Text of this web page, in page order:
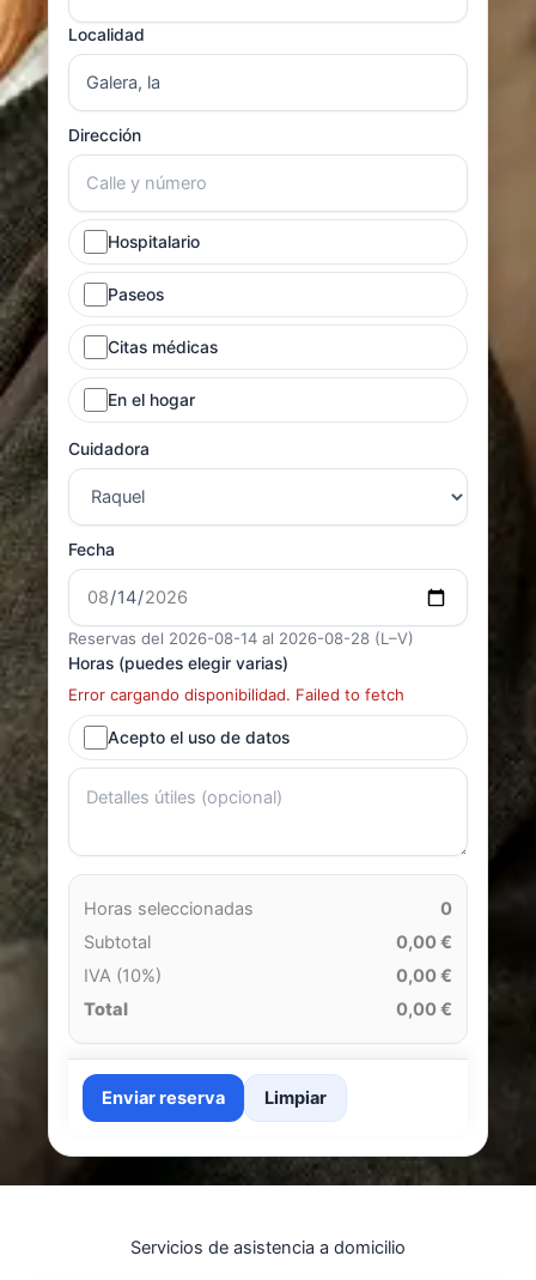
Localidad
Dirección
Hospitalario
Paseos
Citas médicas
En el hogar
Cuidadora
Fecha
Reservas del 2026-08-14 al 2026-08-28 (L–V)
Horas (puedes elegir varias)
Error cargando disponibilidad. Failed to fetch
Acepto el uso de datos
Horas seleccionadas
0
Subtotal
0,00 €
IVA (10%)
0,00 €
Total
0,00 €
Enviar reserva Limpiar
Servicios de asistencia a domicilio